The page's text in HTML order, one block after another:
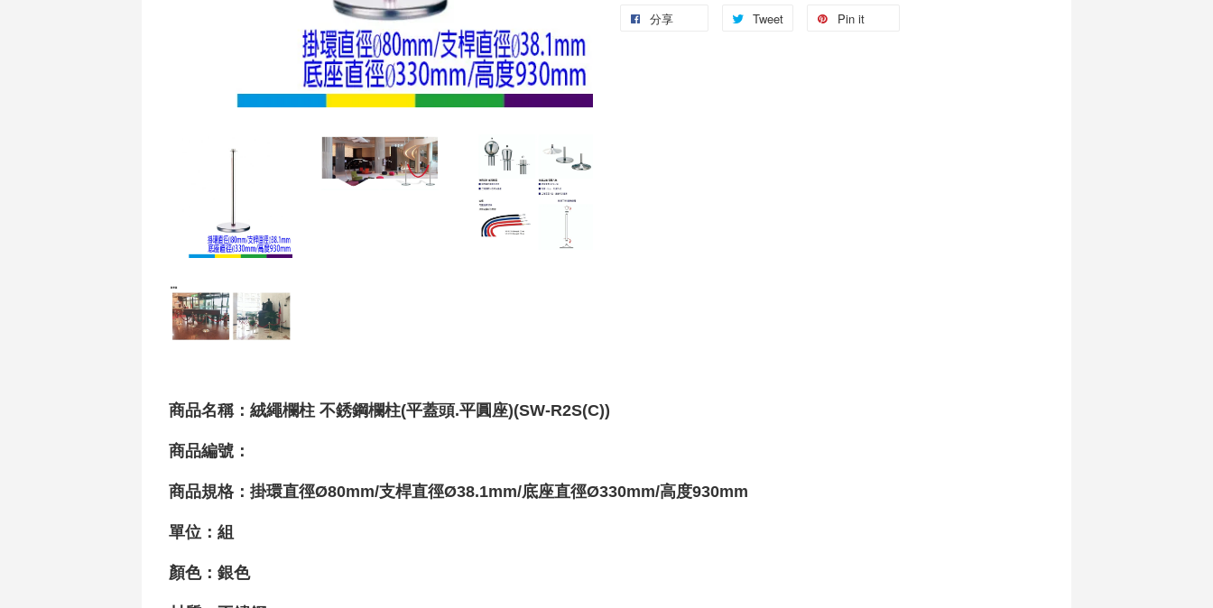
分享 Tweet Pin it
商品名稱：絨繩欄柱 不銹鋼欄柱(平蓋頭.平圓座)(SW-R2S(C))
商品編號：
商品規格：掛環直徑Ø80mm/支桿直徑Ø38.1mm/底座直徑Ø330mm/高度930mm
單位：組
顏色：銀色